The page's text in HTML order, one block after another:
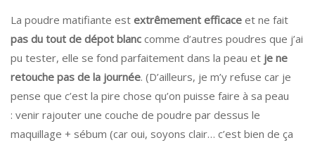
La poudre matifiante est extrêmement efficace et ne fait
pas du tout de dépot blanc comme d’autres poudres que j’ai
pu tester, elle se fond parfaitement dans la peau et je ne
retouche pas de la journée. (D’ailleurs, je m’y refuse car je
pense que c’est la pire chose qu’on puisse faire à sa peau
: venir rajouter une couche de poudre par dessus le
maquillage + sébum (car oui, soyons clair… c’est bien de ça